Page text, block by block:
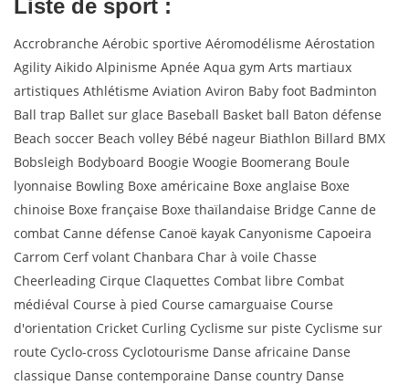
Liste de sport :
Accrobranche Aérobic sportive Aéromodélisme Aérostation
Agility Aikido Alpinisme Apnée Aqua gym Arts martiaux
artistiques Athlétisme Aviation Aviron Baby foot Badminton
Ball trap Ballet sur glace Baseball Basket ball Baton défense
Beach soccer Beach volley Bébé nageur Biathlon Billard BMX
Bobsleigh Bodyboard Boogie Woogie Boomerang Boule
lyonnaise Bowling Boxe américaine Boxe anglaise Boxe
chinoise Boxe française Boxe thaïlandaise Bridge Canne de
combat Canne défense Canoë kayak Canyonisme Capoeira
Carrom Cerf volant Chanbara Char à voile Chasse
Cheerleading Cirque Claquettes Combat libre Combat
médiéval Course à pied Course camarguaise Course
d'orientation Cricket Curling Cyclisme sur piste Cyclisme sur
route Cyclo-cross Cyclotourisme Danse africaine Danse
classique Danse contemporaine Danse country Danse